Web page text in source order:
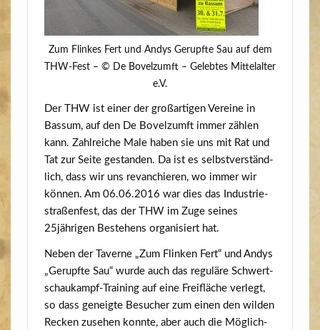
Zum Flin­kes Fert und Andys Gerupf­te Sau auf dem
THW-Fest – © De Bovelzumft – Geleb­tes Mit­tel­al­ter
e.V.
Der THW ist einer der groß­ar­ti­gen Ver­ei­ne in
Bas­sum, auf den De Bovelzumft immer zäh­len
kann. Zahl­rei­che Male haben sie uns mit Rat und
Tat zur Sei­te gestan­den. Da ist es selbst­ver­ständ­
lich, dass wir uns revan­chie­ren, wo immer wir
kön­nen. Am 06.06.2016 war dies das Indus­trie­
stra­ßen­fest, das der THW im Zuge sei­nes
25jährigen Bestehens orga­ni­siert hat.
Neben der Taver­ne „Zum Flin­ken Fert“ und Andys
„Gerupf­te Sau“ wur­de auch das regu­lä­re Schwert­
schau­kampf-Trai­ning auf eine Frei­flä­che ver­legt,
so dass geneig­te Besu­cher zum einen den wil­den
Recken zuse­hen konn­te, aber auch die Mög­lich­